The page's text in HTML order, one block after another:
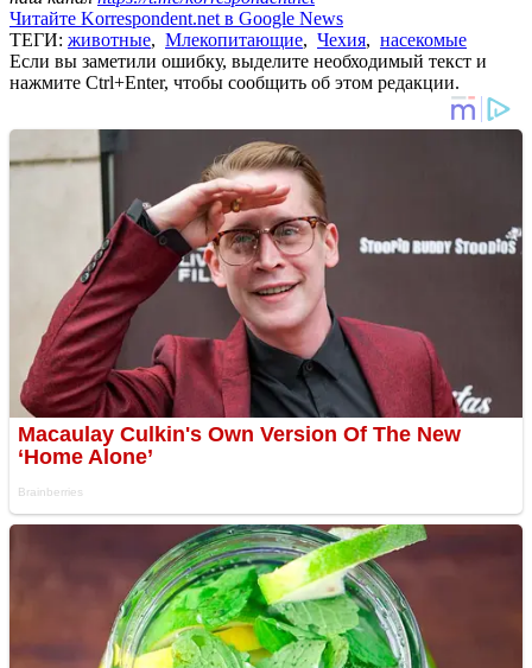
Читайте Korrespondent.net в Google News
ТЕГИ: животные, Млекопитающие, Чехия, насекомые
Если вы заметили ошибку, выделите необходимый текст и
нажмите Ctrl+Enter, чтобы сообщить об этом редакции.